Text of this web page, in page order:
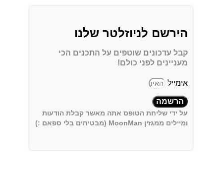
הירשם לניוזלטר שלנו
קבל עדכונים שוטפים על התכנים הכי
מעניינים לפני כולם!
אימייל
הרשמה
על ידי שליחת הטופס אתה מאשר קבלת הודעות
ומיילים ממגזין MoonMan (מבטיחים בלי ספאם :)